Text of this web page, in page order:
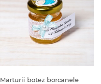
Marturii botez borcanele